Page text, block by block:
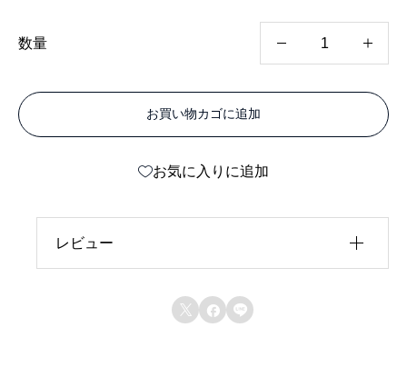
数量
ラ
ー
ン
お買い物カゴに追加
お気に入りに追加
レビュー
レビュー投稿には、会員登録が必要です。
会員登録する
  